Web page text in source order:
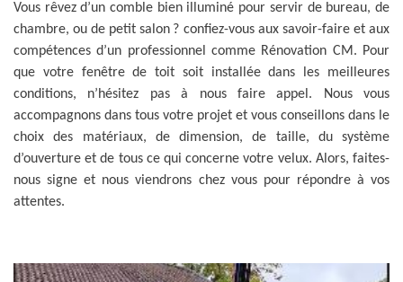
Vous rêvez d’un comble bien illuminé pour servir de bureau, de
chambre, ou de petit salon ? confiez-vous aux savoir-faire et aux
compétences d’un professionnel comme Rénovation CM. Pour
que votre fenêtre de toit soit installée dans les meilleures
conditions, n’hésitez pas à nous faire appel. Nous vous
accompagnons dans tous votre projet et vous conseillons dans le
choix des matériaux, de dimension, de taille, du système
d’ouverture et de tous ce qui concerne votre velux. Alors, faites-
nous signe et nous viendrons chez vous pour répondre à vos
attentes.